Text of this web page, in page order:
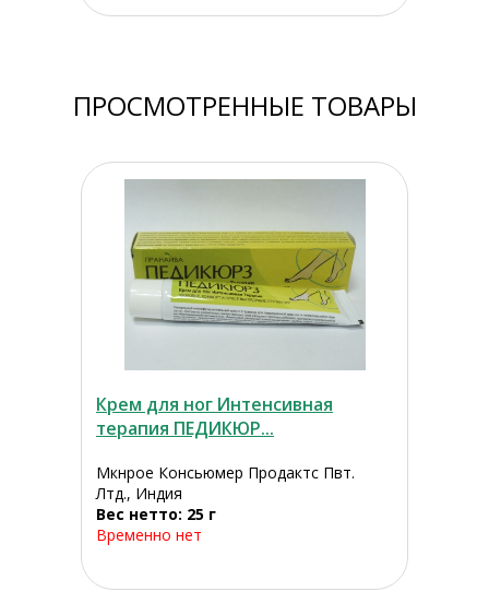
ПРОСМОТРЕННЫЕ ТОВАРЫ
Крем для ног Интенсивная
терапия ПЕДИКЮР...
Мкнрое Консьюмер Продактс Пвт.
Лтд., Индия
Вес нетто: 25 г
Временно нет